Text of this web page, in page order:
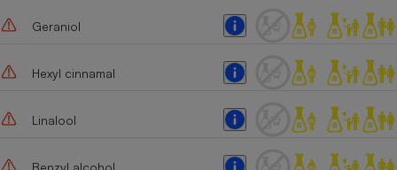
Geraniol
Hexyl cinnamal
Linalool
Benzyl alcohol